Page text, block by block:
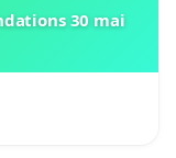
30 mai